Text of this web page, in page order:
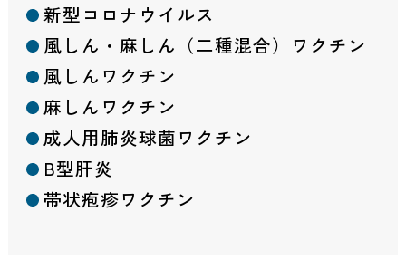
新型コロナウイルス
風しん・麻しん（二種混合）ワクチン
風しんワクチン
麻しんワクチン
成人用肺炎球菌ワクチン
B型肝炎
帯状疱疹ワクチン